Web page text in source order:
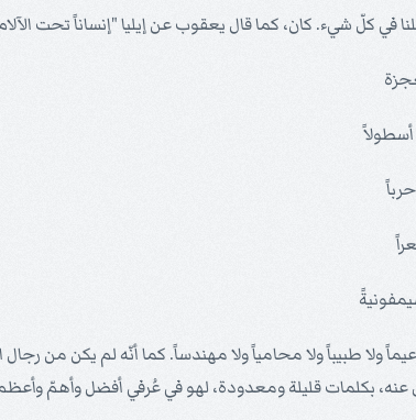
في كلّ شيء. كان، كما قال يعقوب عن إيليا "إنساناً تحت
زعيماً ولا طبيباً ولا محامياً ولا مهندساً. كما أنّه لم يكن من
بكلمات قليلة ومعدودة، لهو في عُرفي أفضل وأهمّ